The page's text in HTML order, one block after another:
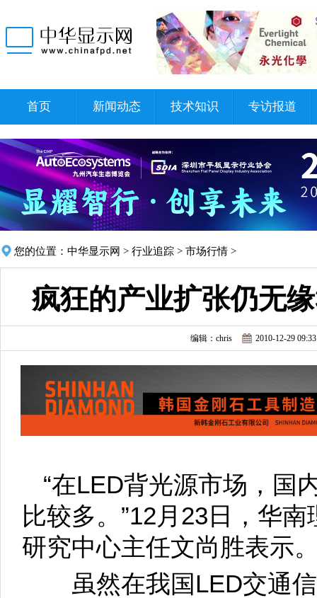
首页 新闻动态 技术知识 专访报道
您的位置： 中华显示网 > 行业追踪 > 市场行情 >
疯狂的产业扩张仍无
编辑：chris 2010-12-29
“在LED背光源市场，国
比较多。”12月23日，华
研究中心主任文尚胜表示
虽然在我国LED交通信